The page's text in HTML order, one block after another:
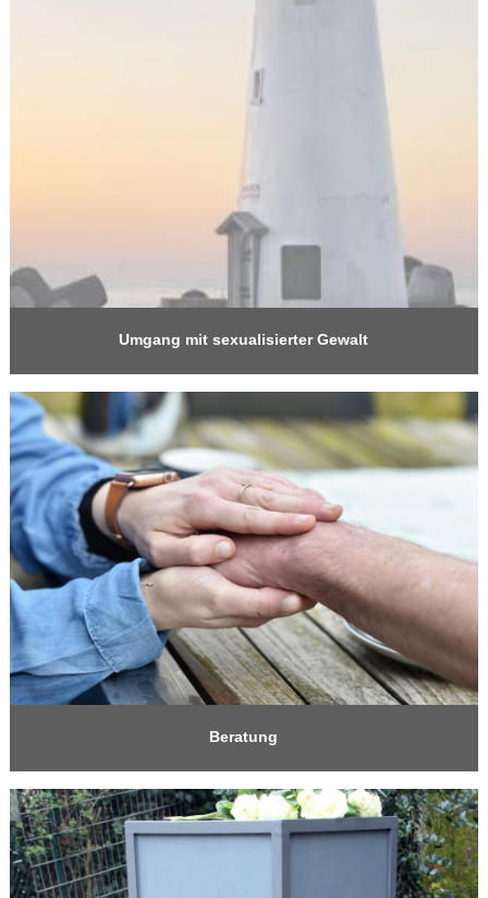
Umgang mit sexualisierter Gewalt
Beratung